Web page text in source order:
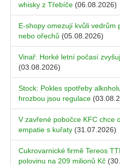
whisky z Třebíče (06.08.2026)
E-shopy omezují kvůli vedrům
nebo ořechů (05.08.2026)
Vinař: Horké letní počasí
(03.08.2026)
Stock: Pokles spotřeby
hrozbou jsou regulace
V zavřené pobočce KFC chce
empatie s kuřaty (31.07.2026)
Cukrovarnické firmě Tereos
polovinu na 209 milionů Kč